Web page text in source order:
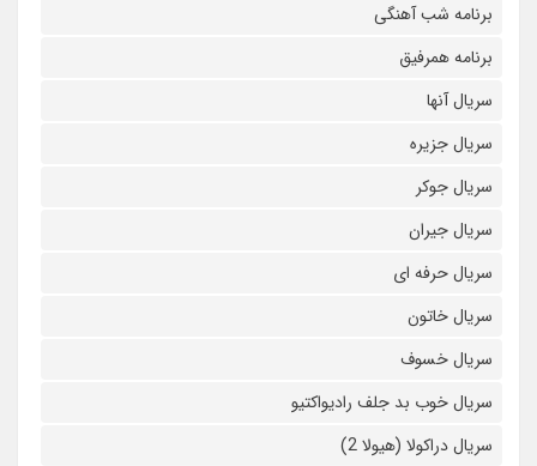
برنامه شب آهنگی
برنامه همرفیق
سریال آنها
سریال جزیره
سریال جوکر
سریال جیران
سریال حرفه ای
سریال خاتون
سریال خسوف
سریال خوب بد جلف رادیواکتیو
سریال دراکولا (هیولا 2)